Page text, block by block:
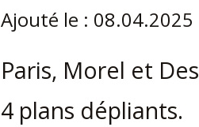
Ajouté le : 08.04.2025
Paris, Morel et
4 plans dépliants.